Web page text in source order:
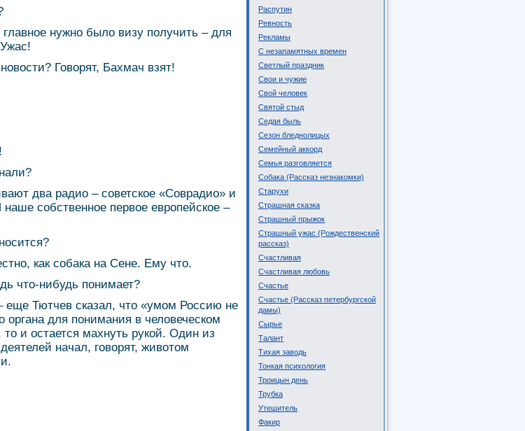
Распутин
Ревность
Рекламы
С незапамятных времен
Светлый праздник
Свои и чужие
Свой человек
Святой стыд
Седая быль
Сезон бледнолицых
Семейный аккорд
Семья разговляется
Собака (Рассказ незнакомки)
Старухи
Страшная сказка
Страшный прыжок
Страшный ужас (Рождественский
рассказ)
Счастливая
Счастливая любовь
Счастье
Счастье (Рассказ петербургской
дамы)
Сырье
Талант
Тихая заводь
Тонкая психология
Троицын день
Трубка
Утешитель
Факир
нужно было визу получить – для
Говорят, Бахмач взят!
два радио – советское «Соврадио» и
собственное первое европейское –
как собака на Сене. Ему что.
что-нибудь понимает?
еще Тютчев сказал, что «умом Россию не
органа для понимания в человеческом
то и остается махнуть рукой. Один из
начал, говорят, животом